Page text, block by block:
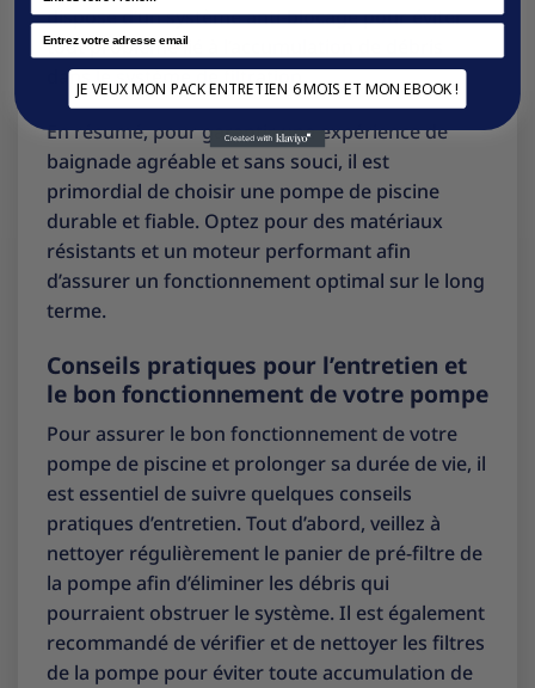
dispose d’un système anti-blocage pour éviter
tout problème lié à l’accumulation de débris
dans le système de filtration.
En résumé, pour garantir une expérience de
baignade agréable et sans souci, il est
primordial de choisir une pompe de piscine
durable et fiable. Optez pour des matériaux
résistants et un moteur performant afin
d’assurer un fonctionnement optimal sur le long
terme.
Conseils pratiques pour l’entretien et
le bon fonctionnement de votre pompe
Pour assurer le bon fonctionnement de votre
pompe de piscine et prolonger sa durée de vie, il
est essentiel de suivre quelques conseils
pratiques d’entretien. Tout d’abord, veillez à
nettoyer régulièrement le panier de pré-filtre de
la pompe afin d’éliminer les débris qui
pourraient obstruer le système. Il est également
recommandé de vérifier et de nettoyer les filtres
de la pompe pour éviter toute accumulation de
Email
JE VEUX MON PACK ENTRETIEN 6 MOIS ET MON EBOOK !